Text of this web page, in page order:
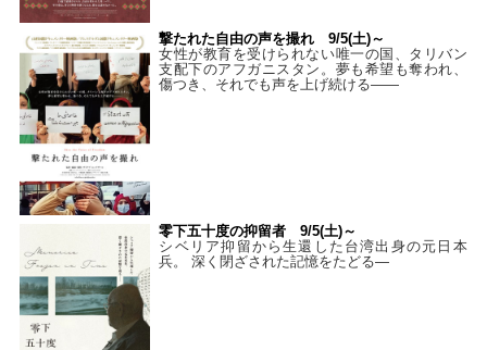
撃たれた自由の声を撮れ 9/5(土)～
女性が教育を受けられない唯一の国、タリバン
支配下のアフガニスタン。夢も希望も奪われ、
傷つき、それでも声を上げ続ける——
零下五十度の抑留者 9/5(土)～
シベリア抑留から生還した台湾出身の元日本
兵。 深く閉ざされた記憶をたどる—